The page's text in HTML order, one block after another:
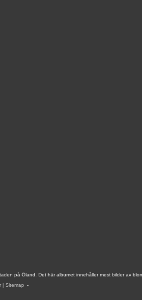
på Öland. Det här albumet innehåller mest bilder av
| Sitemap -